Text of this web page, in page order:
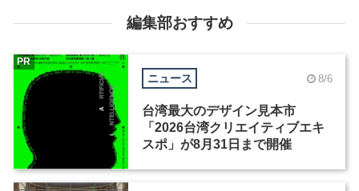
編集部おすすめ
ニュース 8/6
台湾最大のデザイン見本市
「2026台湾クリエイティブエキ
スポ」が8月31日まで開催
PR